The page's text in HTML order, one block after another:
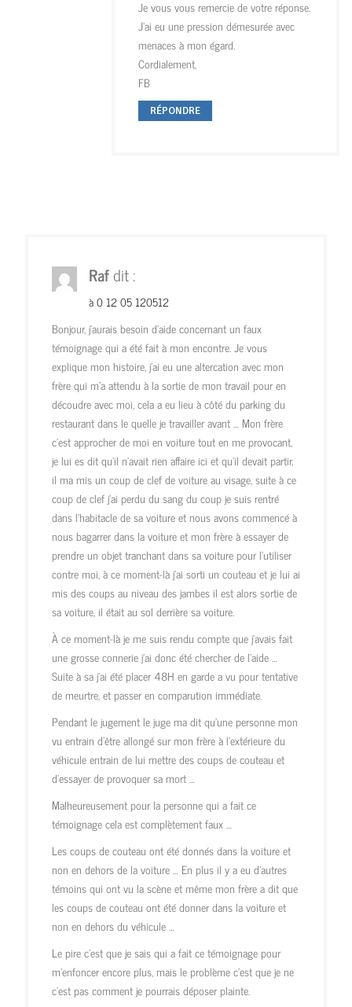
Je vous vous remercie de votre réponse.
J’ai eu une pression démesurée avec
menaces à mon égard.
Cordialement,
FB
RÉPONDRE
Rafdit :
à 0 12 05 120512
Bonjour, j’aurais besoin d’aide concernant un faux
témoignage qui a été fait à mon encontre. Je vous
explique mon histoire, j’ai eu une altercation avec mon
frère qui m’a attendu à la sortie de mon travail pour en
découdre avec moi, cela a eu lieu à côté du parking du
restaurant dans le quelle je travailler avant … Mon frère
c’est approcher de moi en voiture tout en me provocant,
je lui es dit qu’il n’avait rien affaire ici et qu’il devait partir,
il ma mis un coup de clef de voiture au visage, suite à ce
coup de clef j’ai perdu du sang du coup je suis rentré
dans l’habitacle de sa voiture et nous avons commencé à
nous bagarrer dans la voiture et mon frère à essayer de
prendre un objet tranchant dans sa voiture pour l’utiliser
contre moi, à ce moment-là j’ai sorti un couteau et je lui ai
mis des coups au niveau des jambes il est alors sortie de
sa voiture, il était au sol derrière sa voiture.
À ce moment-là je me suis rendu compte que j’avais fait
une grosse connerie j’ai donc été chercher de l’aide …
Suite à sa j’ai été placer 48H en garde a vu pour tentative
de meurtre, et passer en comparution immédiate.
Pendant le jugement le juge ma dit qu’une personne mon
vu entrain d’être allongé sur mon frère à l’extérieure du
véhicule entrain de lui mettre des coups de couteau et
d’essayer de provoquer sa mort …
Malheureusement pour la personne qui a fait ce
témoignage cela est complètement faux …
Les coups de couteau ont été donnés dans la voiture et
non en dehors de la voiture … En plus il y a eu d’autres
témoins qui ont vu la scène et même mon frère a dit que
les coups de couteau ont été donner dans la voiture et
non en dehors du véhicule …
Le pire c’est que je sais qui a fait ce témoignage pour
m’enfoncer encore plus, mais le problème c’est que je ne
c’est pas comment je pourrais déposer plainte.